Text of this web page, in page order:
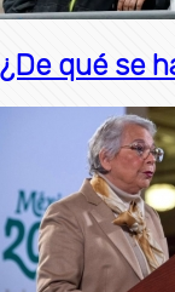
¿De qué se